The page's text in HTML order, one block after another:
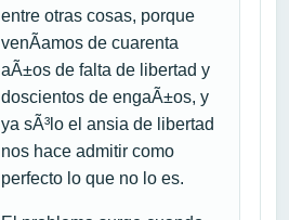
entre otras cosas, porque
venÃ­amos de cuarenta
aÃ±os de falta de libertad y
doscientos de engaÃ±os, y
ya sÃ³lo el ansia de libertad
nos hace admitir como
perfecto lo que no lo es.